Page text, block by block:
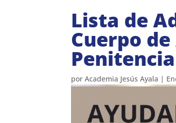
Lista de
Cuerpo
por Academia Jesús Ayala |